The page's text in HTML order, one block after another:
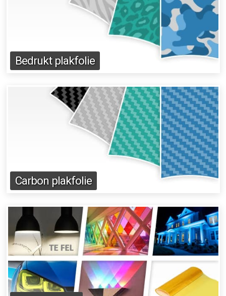
Bedrukt plakfolie
Carbon plakfolie